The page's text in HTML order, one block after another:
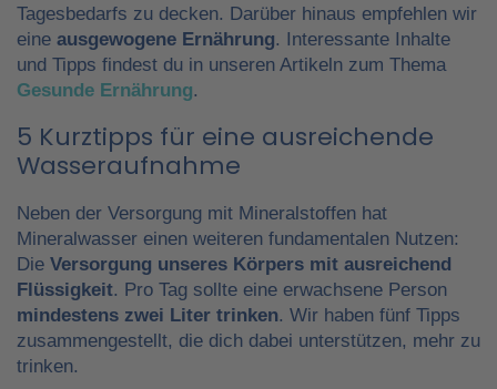
Tagesbedarfs zu decken. Darüber hinaus empfehlen wir
eine ausgewogene Ernährung. Interessante Inhalte
und Tipps findest du in unseren Artikeln zum Thema
Gesunde Ernährung.
5 Kurztipps für eine ausreichende
Wasseraufnahme
Neben der Versorgung mit Mineralstoffen hat
Mineralwasser einen weiteren fundamentalen Nutzen:
Die Versorgung unseres Körpers mit ausreichend
Flüssigkeit. Pro Tag sollte eine erwachsene Person
mindestens zwei Liter trinken. Wir haben fünf Tipps
zusammengestellt, die dich dabei unterstützen, mehr zu
trinken.